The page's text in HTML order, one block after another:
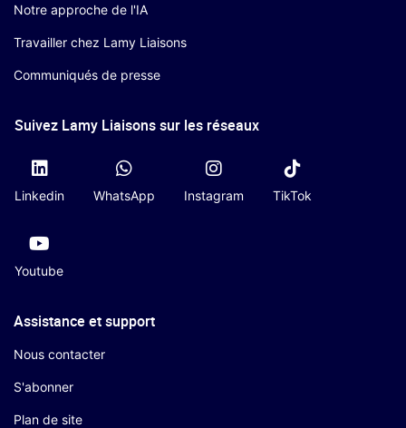
Notre approche de l'IA
Travailler chez Lamy Liaisons
Communiqués de presse
Suivez Lamy Liaisons sur les réseaux
Linkedin WhatsApp Instagram TikTok
Youtube
Assistance et support
Nous contacter
S'abonner
Plan de site